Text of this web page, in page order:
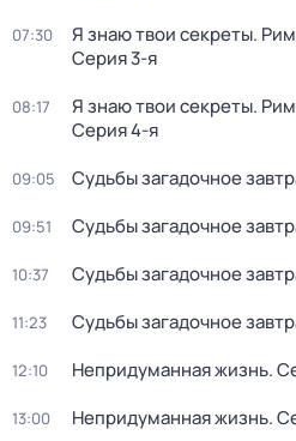
07:30 Я знаю твои секреты.
Серия 3-я
08:17 Я знаю твои секреты.
Серия 4-я
09:05 Судьбы загадочное
09:51 Судьбы загадочное
10:37 Судьбы загадочное
11:23 Судьбы загадочное
12:10 Непридуманная жизнь.
13:00 Непридуманная жизнь.